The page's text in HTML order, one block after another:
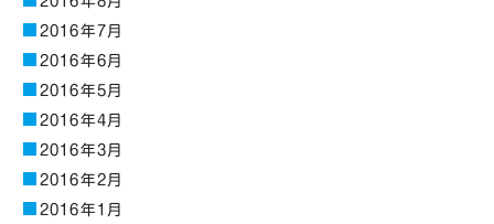
2016年7月
2016年6月
2016年5月
2016年4月
2016年3月
2016年2月
2016年1月